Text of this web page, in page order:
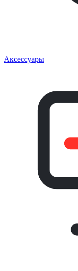
Аксессуары